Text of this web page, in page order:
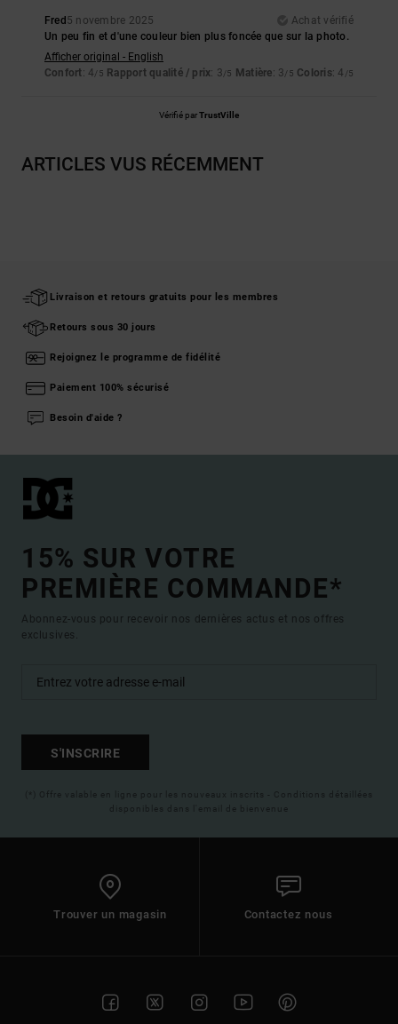
Fred 5 novembre 2025
Achat vérifié
Un peu fin et d'une couleur bien plus foncée que sur la photo.
Afficher original - English
Confort: 4/5 Rapport qualité / prix: 3/5 Matière: 3/5 Coloris: 4 /5
Vérifié parTrustVille
ARTICLES VUS RÉCEMMENT
Livraison et retours gratuits pour les membres
Retours sous 30 jours
Rejoignez le programme de fidélité
Paiement 100% sécurisé
Besoin d'aide ?
15% SUR VOTRE
PREMIÈRE COMMANDE*
Abonnez-vous pour recevoir nos dernières actus et nos offres
exclusives.
S'INSCRIRE
(*) Offre valable en ligne pour les nouveaux inscrits - Conditions détaillées
disponibles dans l'email de bienvenue
Trouver un magasin Contactez nous